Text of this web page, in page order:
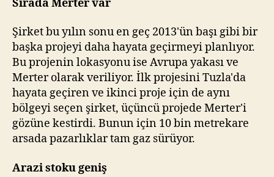
Sırada Merter var
Şirket bu yılın sonu en geç 2013'ün başı gibi bir
başka projeyi daha hayata geçirmeyi planlıyor.
Bu projenin lokasyonu ise Avrupa yakası ve
Merter olarak veriliyor. İlk projesini Tuzla'da
hayata geçiren ve ikinci proje için de aynı
bölgeyi seçen şirket, üçüncü projede Merter'i
gözüne kestirdi. Bunun için 10 bin metrekare
arsada pazarlıklar tam gaz sürüyor.
Arazi stoku geniş